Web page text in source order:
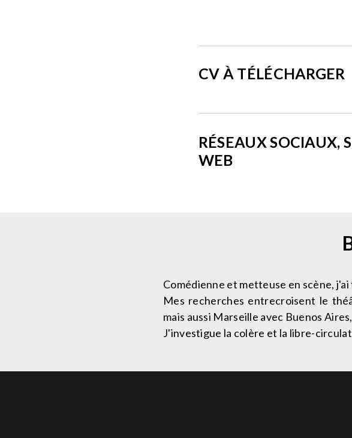
CV À TÉLÉCHARGER
RÉSEAUX SOCIAUX,
WEB
Comédienne et metteuse en scène,
Mes recherches entrecroisent le
mais aussi Marseille avec Buenos
J'investigue la colère et la libre-